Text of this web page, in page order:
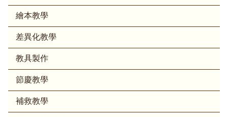
繪本教學
差異化教學
教具製作
節慶教學
補救教學